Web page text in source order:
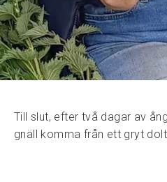
Till slut, efter två dagar av
gnäll komma från ett gryt